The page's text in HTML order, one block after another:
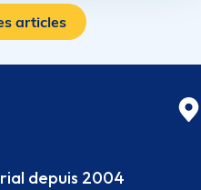
articles
depuis 2004